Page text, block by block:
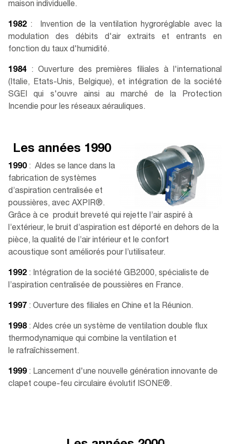
maison individuelle.
1982 : Invention de la ventilation hygroréglable avec la
modulation des débits d'air extraits et entrants en
fonction du taux d'humidité​.
1984 : Ouverture des premières filiales à l'international
(Italie, Etats-Unis, Belgique), et intégration de la société
SGEI qui s'ouvre ainsi au marché de la Protection
Incendie pour les réseaux aérauliques.
Les années 1990
1990 : Aldes se lance dans la
fabrication de systèmes
d’aspiration centralisée et
poussières, avec AXPIR®.
Grâce à ce produit breveté qui rejette l’air aspiré à
l’extérieur, le bruit d’aspiration est déporté en dehors de la
pièce, la qualité de l’air intérieur et le confort
acoustique sont améliorés pour l’utilisateur.​
1992 : Intégration de la société GB2000, spécialiste de
l’aspiration centralisée de poussières en France.​
1997 : Ouverture des filiales en Chine et la Réunion​.
1998 : Aldes crée un système de ventilation double flux
thermodynamique qui combine la ventilation et
le rafraîchissement.​
1999 : Lancement d'une nouvelle génération innovante de
clapet coupe-feu circulaire évolutif ISONE®.